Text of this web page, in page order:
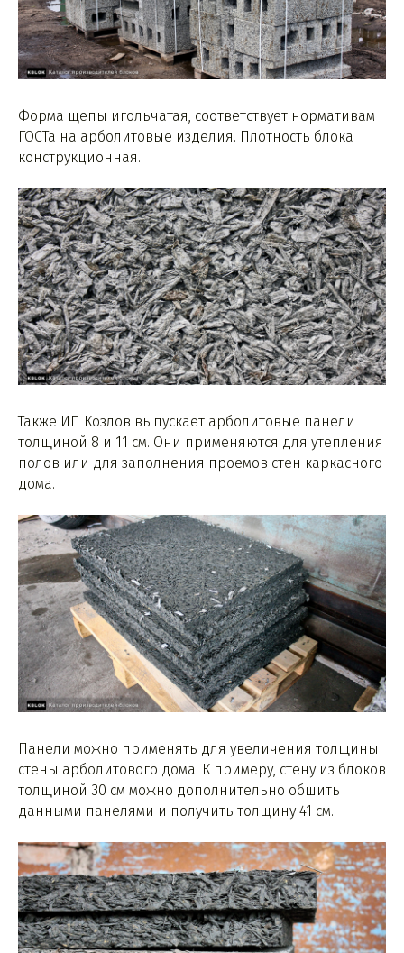
Форма щепы игольчатая, соответствует нормативам
ГОСТа на арболитовые изделия. Плотность блока
конструкционная.
Также ИП Козлов выпускает арболитовые панели
толщиной 8 и 11 см. Они применяются для утепления
полов или для заполнения проемов стен каркасного
дома.
Панели можно применять для увеличения толщины
стены арболитового дома. К примеру, стену из блоков
толщиной 30 см можно дополнительно обшить
данными панелями и получить толщину 41 см.